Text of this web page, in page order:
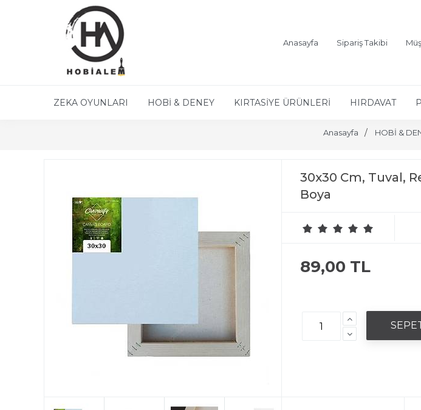
Anasayfa Sipariş Takibi
ZEKA OYUNLARI HOBİ & DENEY KIRTASİYE ÜRÜNLERİ HIRDAVAT
Anasayfa HOBİ &
30x30 Cm, Tuval,
Boya
89,00 TL